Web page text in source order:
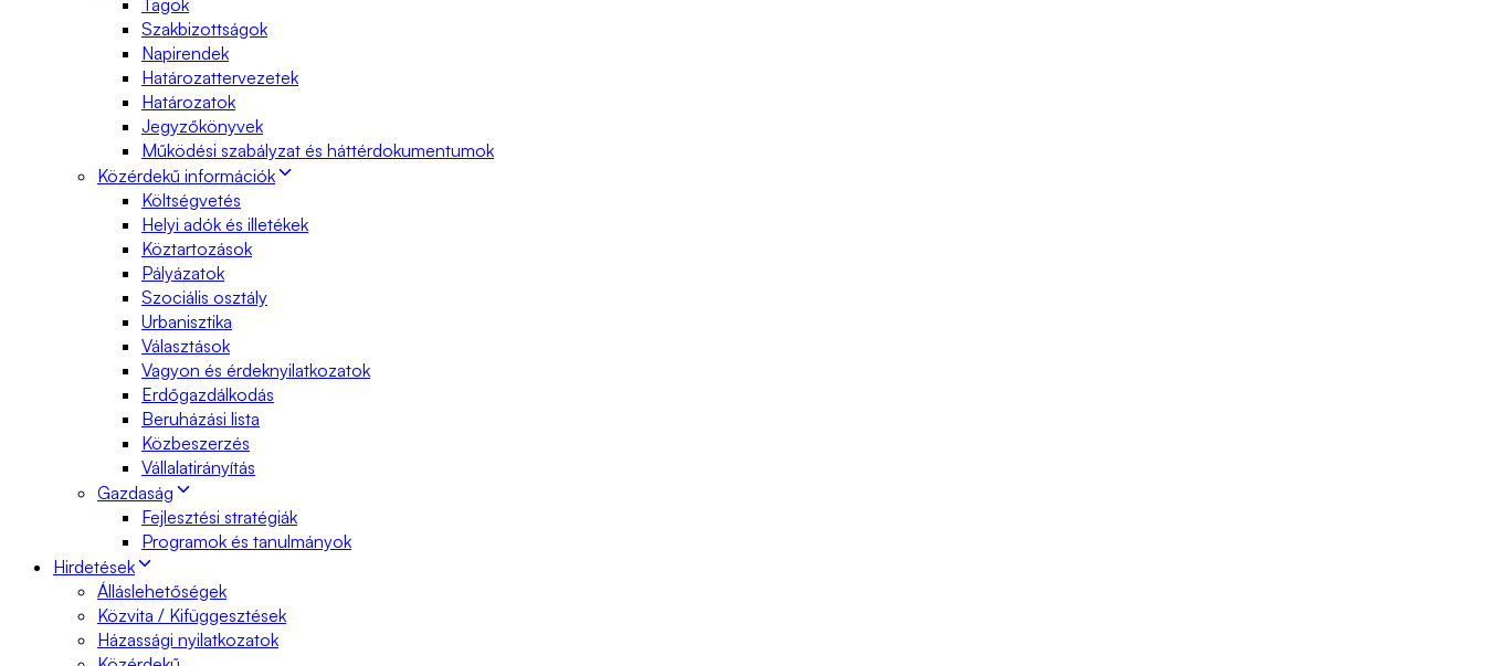
Tagok
Szakbizottságok
Napirendek
Határozattervezetek
Határozatok
Jegyzőkönyvek
Működési szabályzat és háttérdokumentumok
Közérdekű információk
Költségvetés
Helyi adók és illetékek
Köztartozások
Pályázatok
Szociális osztály
Urbanisztika
Választások
Vagyon és érdeknyilatkozatok
Erdőgazdálkodás
Beruházási lista
Közbeszerzés
Vállalatirányítás
Gazdaság
Fejlesztési stratégiák
Programok és tanulmányok
Hirdetések
Álláslehetőségek
Közvita / Kifüggesztések
Házassági nyilatkozatok